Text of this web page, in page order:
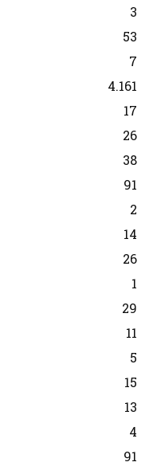
3
53
7
4.161
17
26
38
91
2
14
26
1
29
11
5
15
13
4
91